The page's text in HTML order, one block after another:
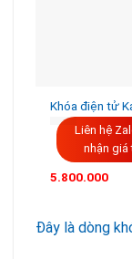
Khóa điện tử
Liên hệ
nhận giá
5.800.000
Đây là dòng